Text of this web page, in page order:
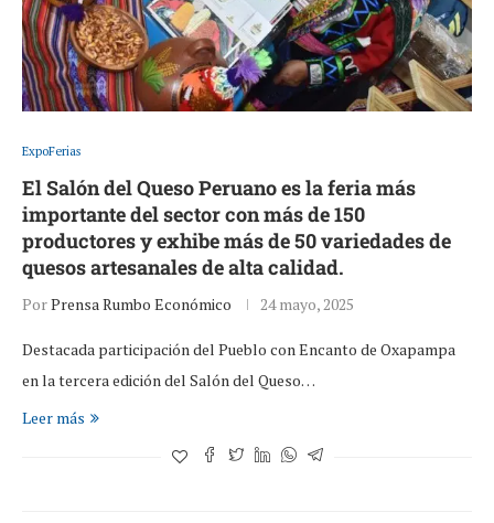
ExpoFerias
El Salón del Queso Peruano es la feria más
importante del sector con más de 150
productores y exhibe más de 50 variedades de
quesos artesanales de alta calidad.
PorPrensa Rumbo Económico 24 mayo, 2025
Destacada participación del Pueblo con Encanto de Oxapampa
en la tercera edición del Salón del Queso…
Leer más